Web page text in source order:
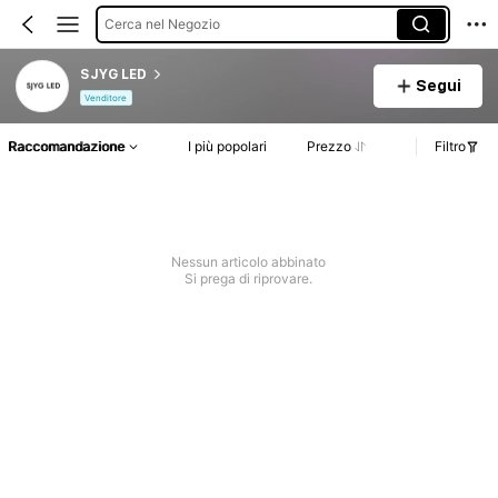
Cerca nel Negozio
SJYG LED
Venditore
Segui
Raccomandazione I più popolari Prezzo Filtro
Nessun articolo abbinato
Si prega di riprovare.